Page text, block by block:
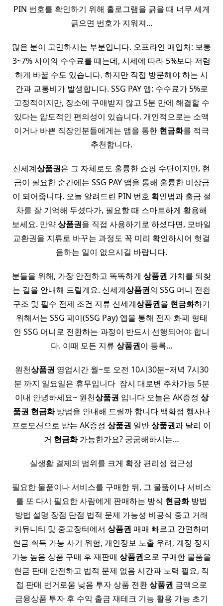
PIN 번호를 확인하기 위해 홀로그램을 긁을 때 너무 세게
긁으면 번호가 지워져…
많은 분이 고민하시는 부분입니다. 오프라인 매입처: 보통
3~7% 사이의 수수료를 떼는데, 시세에 따라 5%보다 저렴
하게 바꿀 수도 있습니다. 하지만 직접 방문해야 하는 시
간과 교통비가 발생합니다. SSG PAY 앱: 수수료가 5%로
고정적이지만, 장소에 구애받지 않고 5분 만에 해결할 수
있다는 압도적인 편의성이 있습니다. 개인적으로는 소액
이거나 바쁜 직장인분들에게는 앱을 통한 현금화를 적극
추천합니다.
신세계상품권은 그 자체로도 훌륭한 쇼핑 수단이지만, 현
금이 필요한 순간에는 SSG PAY 앱을 통해 훌륭한 비상금
이 되어줍니다. 오늘 알려드린 PIN 번호 확인법과 출금 절
차를 잘 기억해 두셨다가, 필요할 때 스마트하게 활용해
보세요. 만약상품권을 직접 사용하기로 하셨다면, 모바일
교환권을 지류로 바꾸는 과정도 꼭 미리 확인하시어 헛걸
음하는 일이 없으시길 바랍니다.
분들을 위해, 가장 안전하고 똑똑하게 상품권 가치를 되찾
는 길을 안내해 드릴게요. 신세계상품권의 SSG 머니 전환
구조 및 필수 전제 조건 지류 신세계상품권을 현금화하기
위해서는 SSG 페이(SSG Pay) 앱을 통해 전자 화폐 형태
인 SSG 머니로 전환하는 과정이 반드시 선행되어야 합니
다. 이때 모든 지류 상품권이 등록…
원천상품권 영업시간 월~토 오전 10시30분~저녁 7시30
분 까지 일요일은 휴무입니다 ​ 잠시 대로변 주차가능 5분
이내 안녕하세요~ 원천상품권 입니다 오늘은 AK증정 상
품권 현금화방법을 안내해 드릴까 합니다 백화점 행사나
프로모션으로 받는 AK증정 상품권 일반상품권과 달리 이
거 현금화가능한가요? 궁굼해하시는…
실생활 결제의 범위를 크게 확장 편리성 접근성
필요한 물품이나 서비스를 구매한 뒤, 그 물품이나 서비스
를 또 다시 필요한 사람에게 판매하는 방식 현금화방법
방법 설명 장점 단점 법적 문제 가능성 비공식 중고 거래
커뮤니티 및 중고장터에서 상품권 매매 빠르고 간편하며
현금 획득 가능 사기 위험, 개인정보 노출 우려, 계정 정지
가능 높음 상품 구매 후 재판매 상품권으로 구매한 물품을
현금 판매 안전하고 법적 문제 없음 시간과 노력 필요, 직
접 판매 번거로움 낮음 투자 상품 전환상품권 금액으로
금융상품 투자 후 수익 출금 재테크 기능 활용 가능 초기